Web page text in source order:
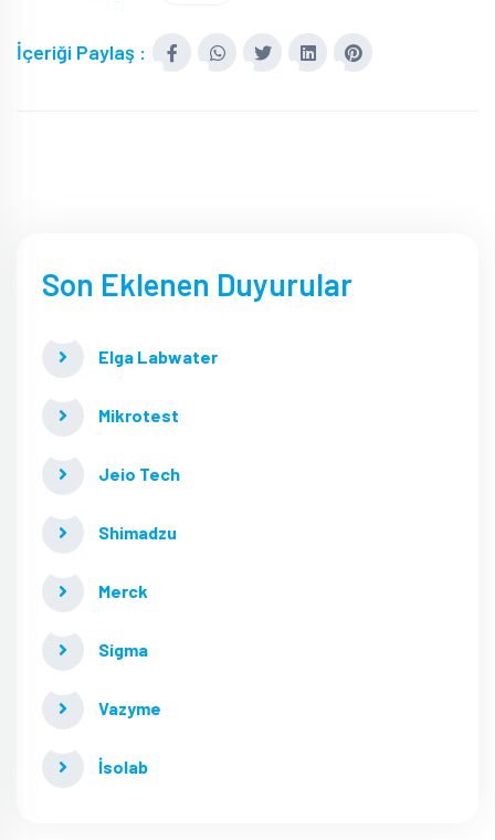
İçeriği Paylaş :
Son Eklenen Duyurular
Elga Labwater
Mikrotest
Jeio Tech
Shimadzu
Merck
Sigma
Vazyme
İsolab